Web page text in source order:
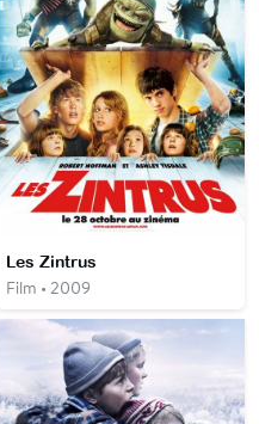
Les Zintrus
Film • 2009